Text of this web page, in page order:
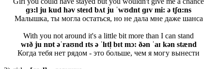
ɡɜ:l ju kud həv steɪd bʌt ju ˈwʊdnt ɡɪv mi: ə tʃɑ:ns
Малышка, ты могла остаться, но не дала мне даже шанса
With you not around it's a little bit more than I can stand
wɪð ju nɒt əˈraʊnd ɪts ə ˈlɪtl̩ bɪt mɔ: ðən ˈaɪ kən stænd
Когда тебя нет рядом - это больше, чем я могу вынести